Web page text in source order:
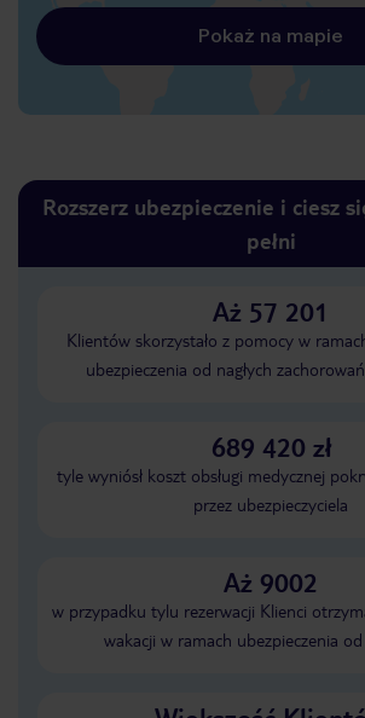
Pokaż na mapie
Rozszerz ubezpieczenie i ciesz
pełni
Aż 57 201
Klientów skorzystało z pomocy w
ubezpieczenia od nagłych
689 420 zł
tyle wyniósł koszt obsługi medycznej
przez ubezpieczyciela
Aż 9002
w przypadku tylu rezerwacji Klienci
wakacji w ramach ubezpieczenia